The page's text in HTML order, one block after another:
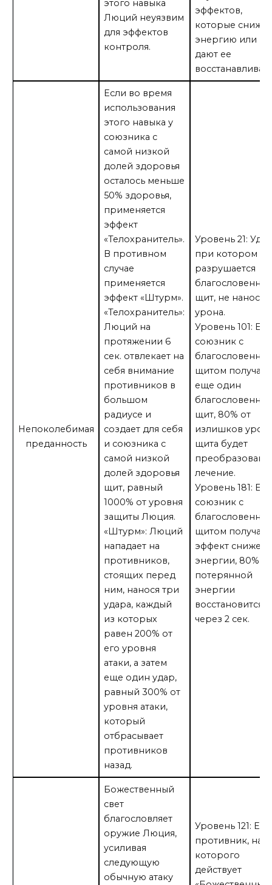
этого навыка
Люций неуязвим
для эффектов
контроля.
эффектов,
которые
энергию или не
дают ее
Непоколебимая
преданность
Если во время
использования
этого навыка у
союзника с
самой низкой
долей здоровья
осталось меньше
50% здоровья,
применяется
эффект
«Телохранитель».
В противном
случае
применяется
эффект «Штурм».
«Телохранитель»:
Люций на
протяжении 6
сек. отвлекает на
себя внимание
противников в
большом
радиусе и
создает для себя
и союзника с
самой низкой
долей здоровья
щит, равный
1000% от уровня
защиты Люция.
«Штурм»: Люций
нападает на
противников,
стоящих перед
ним, нанося три
удара, каждый
из которых
равен 200% от
его уровня
атаки, а затем
еще один удар,
равный 300% от
уровня атаки,
который
отбрасывает
противников
назад.
Уровень 21:
при котором
разрушается
щит, не наносит
урона.
Уровень 101:
союзник с
щитом получает
еще один
щит, 80% от
излишков
щита будет
преобразовано
лечение.
Уровень 181:
союзник с
щитом получает
эффект
энергии, 80% от
потерянной
энергии
восстановится
через 2 сек.
Божественный
свет
благословляет
оружие Люция,
усиливая
следующую
обычную атаку
Уровень 121:
противник, на
которого
действует